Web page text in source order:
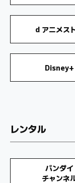
d アニメス
Disney+
レンタル
バンダイ
チャンネ